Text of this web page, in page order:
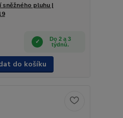
pluhu |
Do 2 a 3
týdnů.
do košíku